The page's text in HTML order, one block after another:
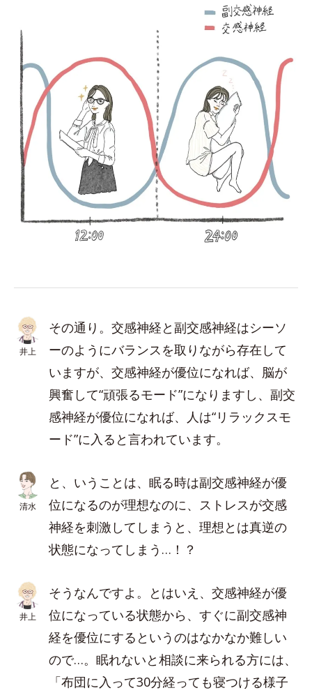
井上
その通り。交感神経と副交感神経はシーソ
ーのようにバランスを取りながら存在して
いますが、交感神経が優位になれば、脳が
興奮して“頑張るモード”になりますし、副交
感神経が優位になれば、人は“リラックスモ
ード”に入ると言われています。
清水
と、いうことは、眠る時は副交感神経が優
位になるのが理想なのに、ストレスが交感
神経を刺激してしまうと、理想とは真逆の
状態になってしまう…！？
井上
そうなんですよ。とはいえ、交感神経が優
位になっている状態から、すぐに副交感神
経を優位にするというのはなかなか難しい
ので…。眠れないと相談に来られる方には、
「布団に入って30分経っても寝つける様子